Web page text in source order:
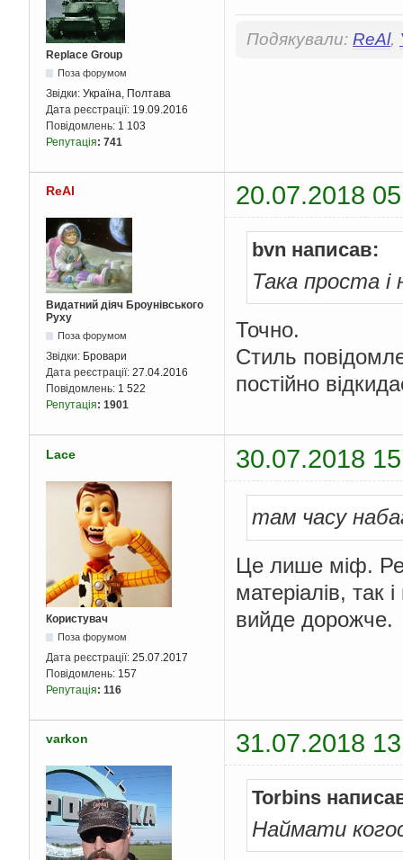
Replace Group
Поза форумом
Звідки: Україна, Полтава
Дата реєстрації: 19.09.2016
Повідомлень: 1 103
Репутація: 741
Подякували: ReAl,
ReAl 20.07.2018
Видатний діяч Броунівського
Руху
Поза форумом
Звідки: Бровари
Дата реєстрації: 27.04.2016
Повідомлень: 1 522
Репутація: 1901
bvn написав:
Така проста і
Точно.
Стиль
постійно
Lace 30.07.2018
Користувач
Поза форумом
Дата реєстрації: 25.07.2017
Повідомлень: 157
Репутація: 116
там часу
Це лише міф.
матеріалів, так
вийде дорожче.
varkon 31.07.2018
Torbins
Наймати